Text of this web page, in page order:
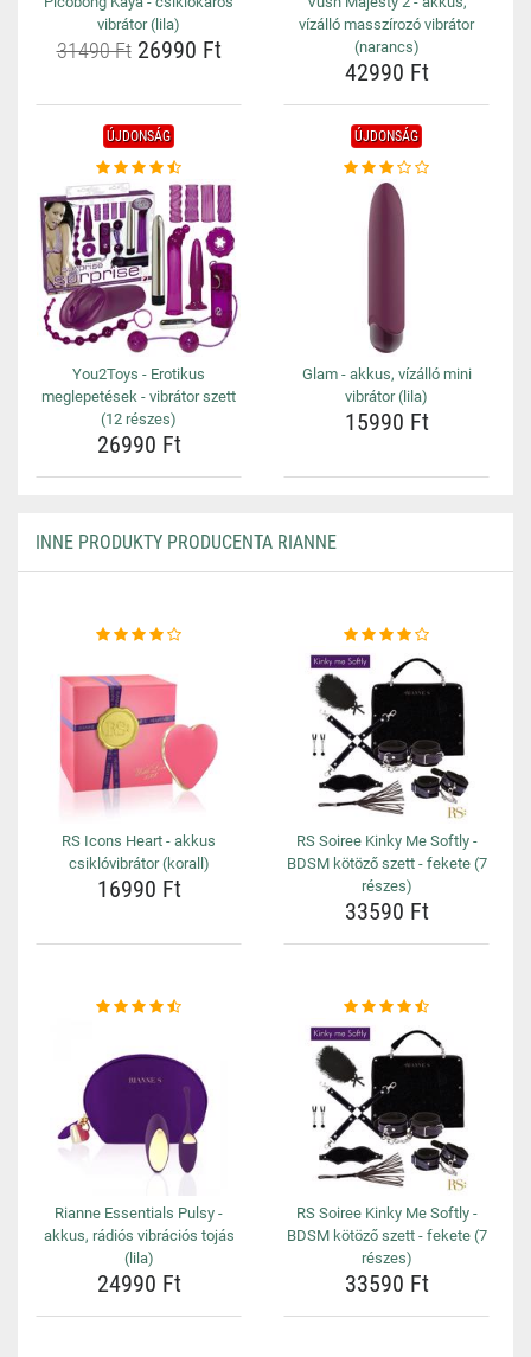
vibrátor (lila)
31490 Ft26990 Ft
vízálló masszírozó vibrátor
(narancs)
42990 Ft
ÚJDONSÁG
You2Toys - Erotikus
meglepetések - vibrátor szett
(12 részes)
26990 Ft
ÚJDONSÁG
Glam - akkus, vízálló mini
vibrátor (lila)
15990 Ft
INNE PRODUKTY PRODUCENTA RIANNE
RS Icons Heart - akkus
csiklóvibrátor (korall)
16990 Ft
RS Soiree Kinky Me Softly -
BDSM kötöző szett - fekete (7
részes)
33590 Ft
Rianne Essentials Pulsy -
akkus, rádiós vibrációs tojás
(lila)
24990 Ft
RS Soiree Kinky Me Softly -
BDSM kötöző szett - fekete (7
részes)
33590 Ft